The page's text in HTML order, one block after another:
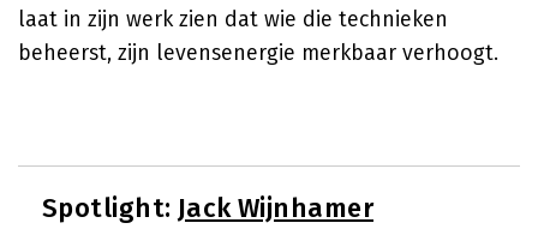
laat in zijn werk zien dat wie die technieken
beheerst, zijn levensenergie merkbaar verhoogt.
Spotlight: Jack Wijnhamer